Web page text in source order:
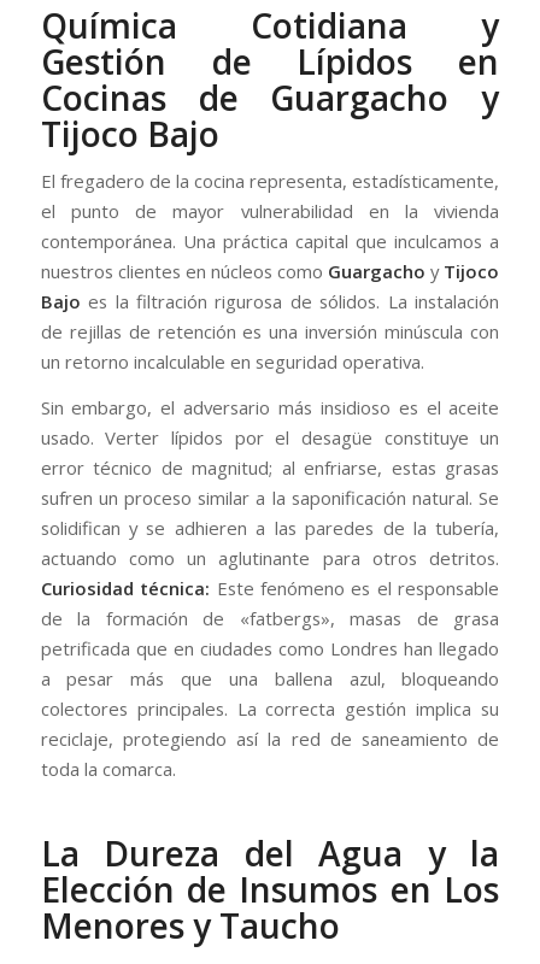
Química Cotidiana y
Gestión de Lípidos en
Cocinas de Guargacho y
Tijoco Bajo
El fregadero de la cocina representa, estadísticamente,
el punto de mayor vulnerabilidad en la vivienda
contemporánea. Una práctica capital que inculcamos a
nuestros clientes en núcleos como Guargacho y Tijoco
Bajo es la filtración rigurosa de sólidos. La instalación
de rejillas de retención es una inversión minúscula con
un retorno incalculable en seguridad operativa.
Sin embargo, el adversario más insidioso es el aceite
usado. Verter lípidos por el desagüe constituye un
error técnico de magnitud; al enfriarse, estas grasas
sufren un proceso similar a la saponificación natural. Se
solidifican y se adhieren a las paredes de la tubería,
actuando como un aglutinante para otros detritos.
Curiosidad técnica: Este fenómeno es el responsable
de la formación de «fatbergs», masas de grasa
petrificada que en ciudades como Londres han llegado
a pesar más que una ballena azul, bloqueando
colectores principales. La correcta gestión implica su
reciclaje, protegiendo así la red de saneamiento de
toda la comarca.
La Dureza del Agua y la
Elección de Insumos en Los
Menores y Taucho